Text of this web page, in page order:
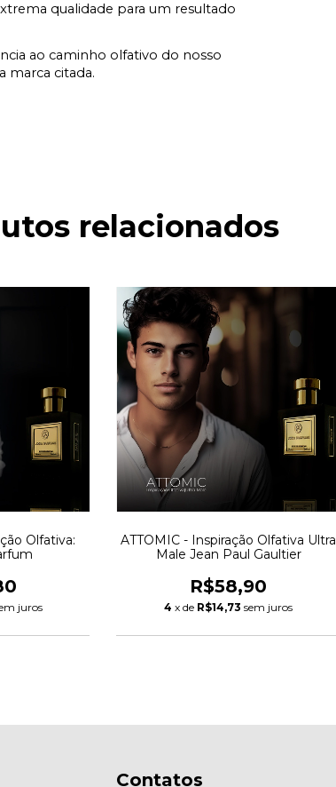
qualidade para um resultado
ao caminho olfativo do nosso
marca citada.
relacionados
Olfativa:
juros
ATTOMIC - Inspiração Olfativa Ultra
Male Jean Paul Gaultier
R$58,90
4 x de R$14,73 sem juros
Contatos